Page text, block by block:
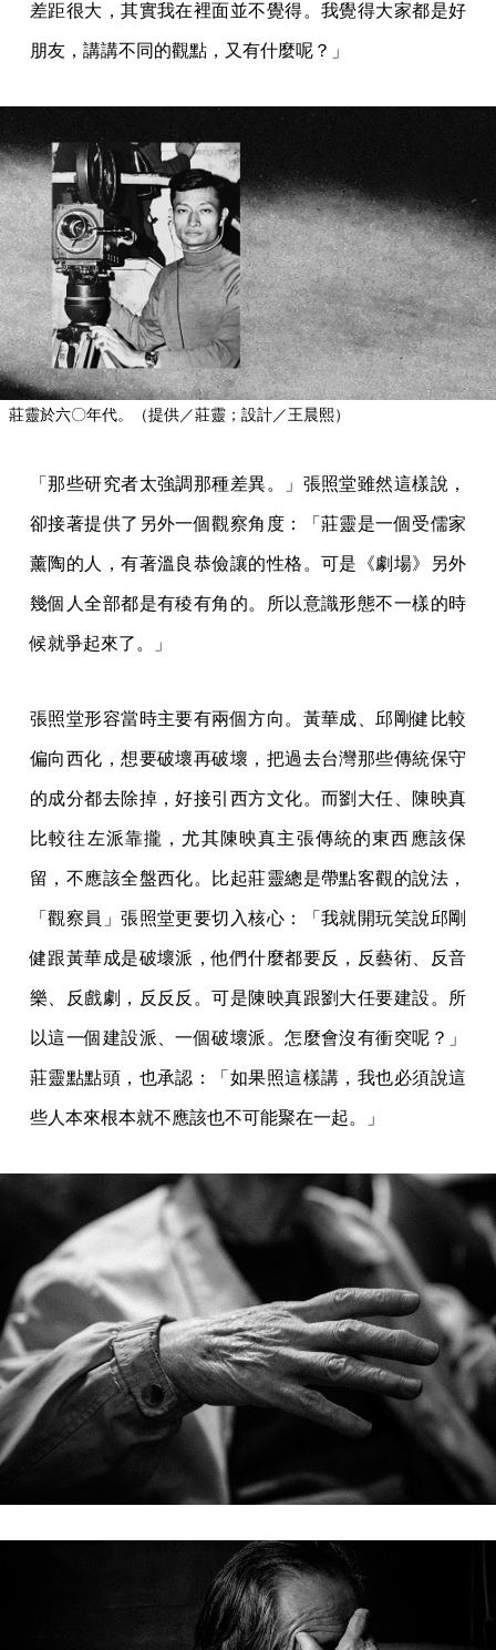
差距很大，其實我在裡面並不覺得。我覺得大家都是好
朋友，講講不同的觀點，又有什麼呢？」
莊靈於六〇年代。（提供／莊靈；設計／王晨熙）
「那些研究者太強調那種差異。」張照堂雖然這樣說，
卻接著提供了另外一個觀察角度：「莊靈是一個受儒家
薰陶的人，有著溫良恭儉讓的性格。可是《劇場》另外
幾個人全部都是有稜有角的。所以意識形態不一樣的時
候就爭起來了。」
張照堂形容當時主要有兩個方向。黃華成、邱剛健比較
偏向西化，想要破壞再破壞，把過去台灣那些傳統保守
的成分都去除掉，好接引西方文化。而劉大任、陳映真
比較往左派靠攏，尤其陳映真主張傳統的東西應該保
留，不應該全盤西化。比起莊靈總是帶點客觀的說法，
「觀察員」張照堂更要切入核心：「我就開玩笑說邱剛
健跟黃華成是破壞派，他們什麼都要反，反藝術、反音
樂、反戲劇，反反反。可是陳映真跟劉大任要建設。所
以這一個建設派、一個破壞派。怎麼會沒有衝突呢？」
莊靈點點頭，也承認：「如果照這樣講，我也必須說這
些人本來根本就不應該也不可能聚在一起。」